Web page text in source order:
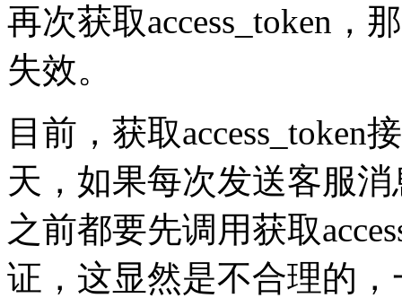
再次获取access_token，
失效。
目前，获取access_token
天，如果每次发送客服
之前都要先调用获取
证，这显然是不合理的